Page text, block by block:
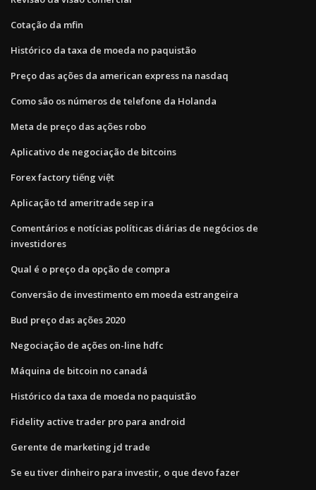
Cotação da mfin
Histórico da taxa de moeda no paquistão
Preço das ações da american express na nasdaq
Como são os números de telefone da Holanda
Meta de preço das ações robo
Aplicativo de negociação de bitcoins
Forex factory tiếng việt
Aplicação td ameritrade sep ira
Comentários e notícias políticas diárias de negócios de
investidores
Qual é o preço da opção de compra
Conversão de investimento em moeda estrangeira
Bud preço das ações 2020
Negociação de ações on-line hdfc
Máquina de bitcoin no canadá
Histórico da taxa de moeda no paquistão
Fidelity active trader pro para android
Gerente de marketing jd trade
Se eu tiver dinheiro para investir, o que devo fazer